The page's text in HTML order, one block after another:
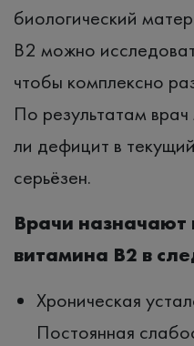
биологический
B2 можно
чтобы комплексно
По результатам
ли дефицит в
серьёзен.
Врачи назначают
витамина В2 в
Хроническая
Постоянная